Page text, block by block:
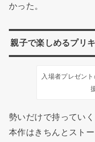
かった。
親子で楽しめるプリ
入場者プレゼン
勢いだけで持ってい
本作はきちんとスト